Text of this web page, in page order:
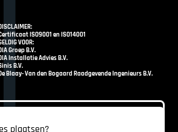
ISO9001 en ISO14001
VOOR:
Groep B.V.
Installatie Advies B.V.
B.V.
Blaay- Van den Bogaard Raadgevende Ingenieurs B.V.
plaatsen?